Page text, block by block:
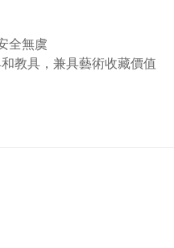
全無虞
教具，兼具藝術收藏價值